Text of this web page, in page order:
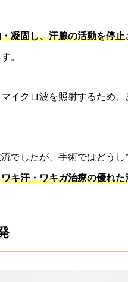
凝固し、汗腺の活動を停止
。
イクロ波を照射するため
でしたが、手術ではどう
ワキ汗・ワキガ治療の優れた